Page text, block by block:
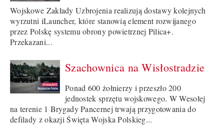
Wojskowe Zakłady Uzbrojenia realizują dostawy kolejnych
wyrzutni iLauncher, które stanowią element rozwijanego
przez Polskę systemu obrony powietrznej Pilica+.
Przekazani...
Szachownica na Wisłostradzie
Ponad 600 żołnierzy i przeszło 200
jednostek sprzętu wojskowego. W Wesołej
na terenie 1 Brygady Pancernej trwają przygotowania do
defilady z okazji Święta Wojska Polskieg...